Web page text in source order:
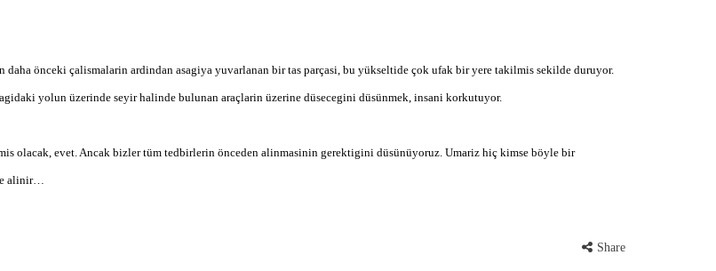
önceki çalismalarin ardindan asagiya yuvarlanan bir tas parçasi, bu yükseltide çok ufak bir yere takilmis sekilde duruyor.
yolun üzerinde seyir halinde bulunan araçlarin üzerine düsecegini düsünmek, insani korkutuyor.
olacak, evet. Ancak bizler tüm tedbirlerin önceden alinmasinin gerektigini düsünüyoruz. Umariz hiç kimse böyle bir
alinir…
Share